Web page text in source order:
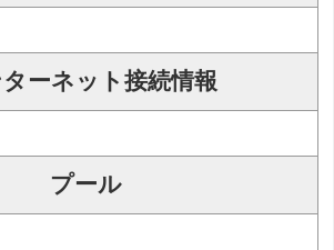
ーネット接続情報
プール